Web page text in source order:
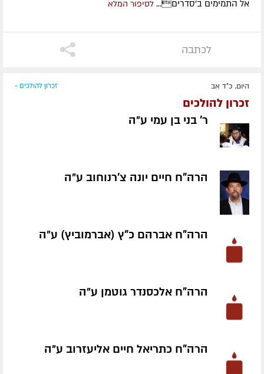
אל התמימים ב'סדרים... לסיפור המלא
לכתבה
היום, כ"ד אב זכרון להולכים »
זכרון להולכים
ר' בני בן עמי ע״ה
הרה"ח חיים יונה צ'רנוחוב ע״ה
הרה"ח אברהם כ"ץ (אברמוביץ) ע״ה
הרה"ח אלכסנדר גוטמן ע״ה
הרה"ח כתריאל חיים אליעזרוב ע״ה